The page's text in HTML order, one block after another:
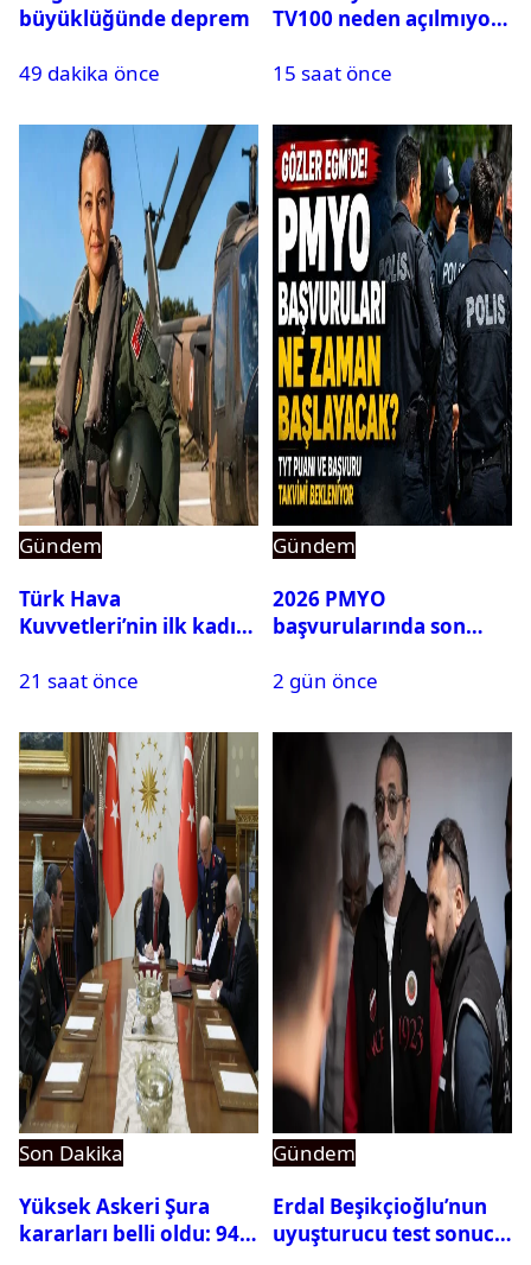
büyüklüğünde deprem
49 dakika önce
TV100 neden açılmıyor?
15 saat önce
Gündem
Türk Hava
Kuvvetleri’nin ilk kadın
Karapınar hakkında
ortaya çıktı
21 saat önce
Gündem
2026 PMYO
başvurularında son
2 gün önce
Son Dakika
Yüksek Askeri Şura
kararları belli oldu: 94
Gündem
Erdal Beşikçioğlu’nun
uyuşturucu test sonucu